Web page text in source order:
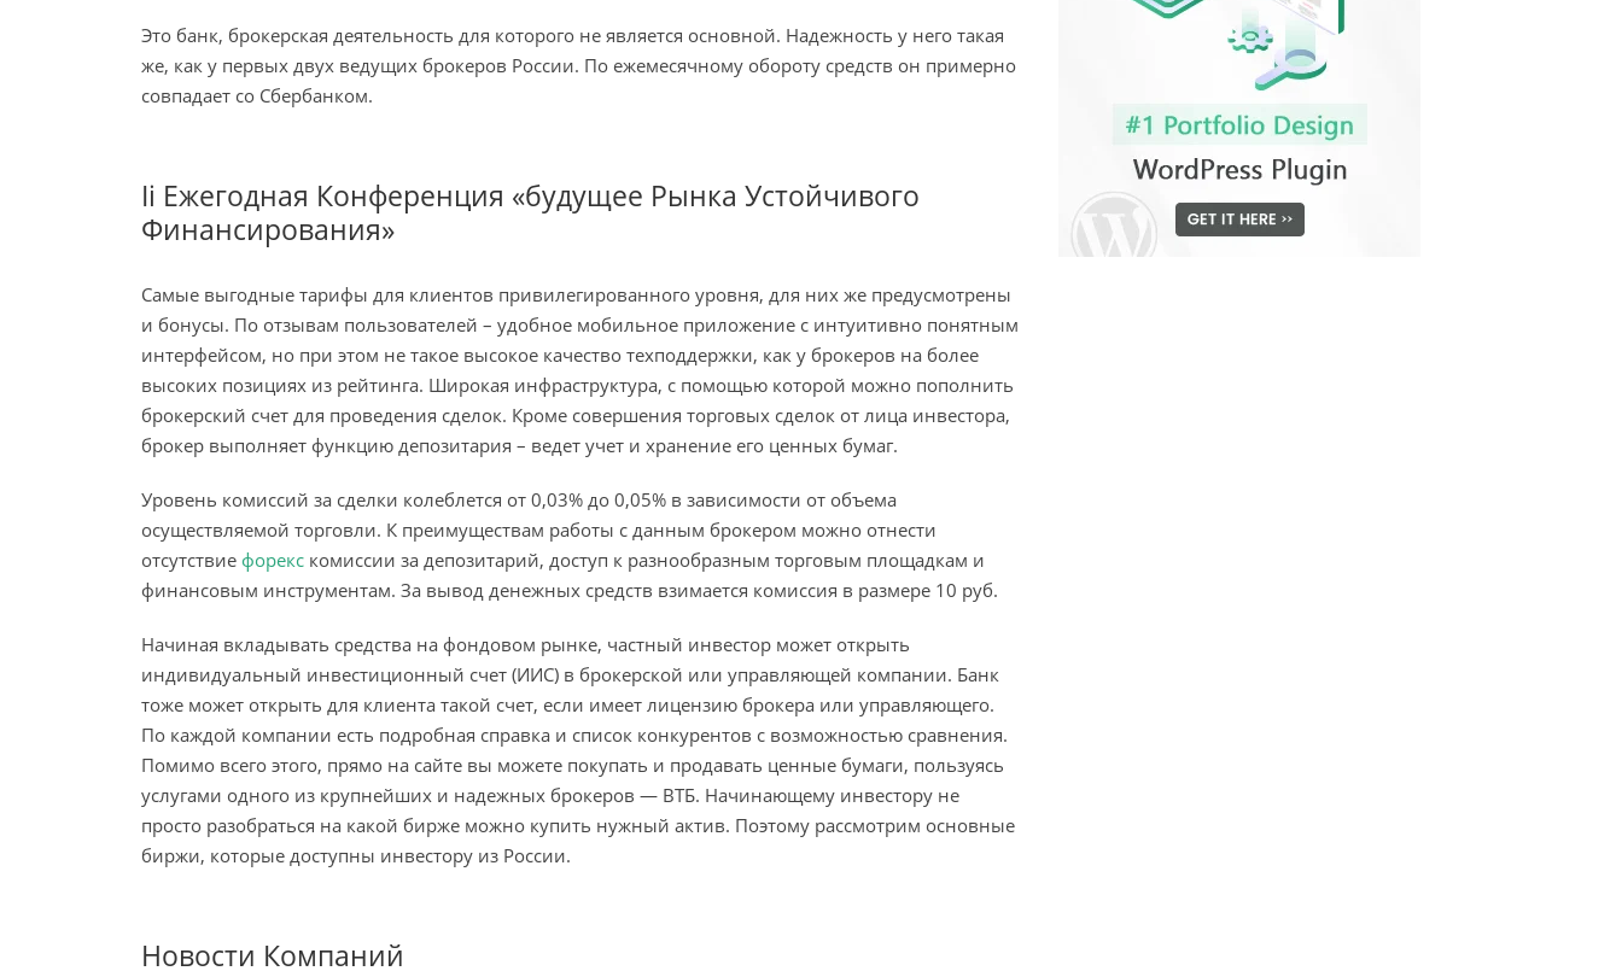
Это банк, брокерская деятельность для которого не является основной. Надежность у него такая
же, как у первых двух ведущих брокеров России. По ежемесячному обороту средств он примерно
совпадает со Сбербанком.
Ii Ежегодная Конференция «будущее Рынка Устойчивого
Финансирования»
Самые выгодные тарифы для клиентов привилегированного уровня, для них же предусмотрены
и бонусы. По отзывам пользователей – удобное мобильное приложение с интуитивно понятным
интерфейсом, но при этом не такое высокое качество техподдержки, как у брокеров на более
высоких позициях из рейтинга. Широкая инфраструктура, с помощью которой можно пополнить
брокерский счет для проведения сделок. Кроме совершения торговых сделок от лица инвестора,
брокер выполняет функцию депозитария – ведет учет и хранение его ценных бумаг.
Уровень комиссий за сделки колеблется от 0,03% до 0,05% в зависимости от объема
осуществляемой торговли. К преимуществам работы с данным брокером можно отнести
отсутствие форекс комиссии за депозитарий, доступ к разнообразным торговым площадкам и
финансовым инструментам. За вывод денежных средств взимается комиссия в размере 10 руб.
Начиная вкладывать средства на фондовом рынке, частный инвестор может открыть
индивидуальный инвестиционный счет (ИИС) в брокерской или управляющей компании. Банк
тоже может открыть для клиента такой счет, если имеет лицензию брокера или управляющего.
По каждой компании есть подробная справка и список конкурентов с возможностью сравнения.
Помимо всего этого, прямо на сайте вы можете покупать и продавать ценные бумаги, пользуясь
услугами одного из крупнейших и надежных брокеров — ВТБ. Начинающему инвестору не
просто разобраться на какой бирже можно купить нужный актив. Поэтому рассмотрим основные
биржи, которые доступны инвестору из России.
Новости Компаний